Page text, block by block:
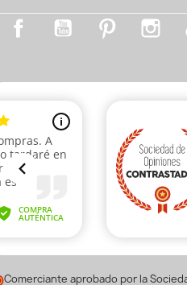
Facebook YouTube Pinterest
Comerciante aprobado por la